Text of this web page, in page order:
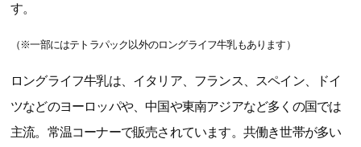
す。
（※一部にはテトラパック以外のロングライフ牛乳もあります）
ロングライフ牛乳は、イタリア、フランス、スペイン、ドイ
ツなどのヨーロッパや、中国や東南アジアなど多くの国では
主流。常温コーナーで販売されています。共働き世帯が多い